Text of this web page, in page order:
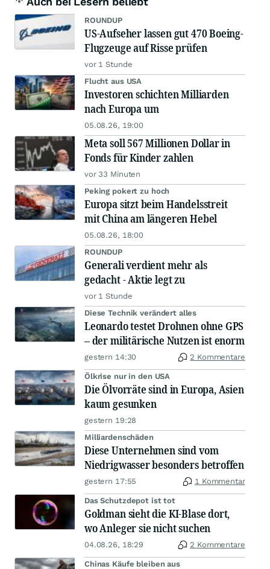
ROUNDUP
US-Aufseher lassen gut 470 Boeing-
Flugzeuge auf Risse prüfen
vor 1 Stunde
Flucht aus USA
Investoren schichten Milliarden
nach Europa um
05.08.26, 19:00
Meta soll 567 Millionen Dollar in
Fonds für Kinder zahlen
vor 33 Minuten
Peking pokert zu hoch
Europa sitzt beim Handelsstreit
mit China am längeren Hebel
05.08.26, 18:00
ROUNDUP
Generali verdient mehr als
gedacht - Aktie legt zu
vor 1 Stunde
Diese Technik verändert alles
Leonardo testet Drohnen ohne GPS
– der militärische Nutzen ist enorm
gestern 14:30 2 Kommentare
Ölkrise nur in den USA
Die Ölvorräte sind in Europa, Asien
kaum gesunken
gestern 19:28
Milliardenschäden
Diese Unternehmen sind vom
Niedrigwasser besonders betroffen
gestern 17:55 1 Kommentar
Das Schutzdepot ist tot
Goldman sieht die KI-Blase dort,
wo Anleger sie nicht suchen
04.08.26, 18:29 2 Kommentare
Chinas Käufe bleiben aus